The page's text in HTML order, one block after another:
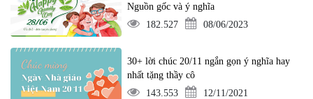
Nguồn gốc và ý nghĩa
182.527
08/06/2023
30+ lời chúc 20/11 ngắn gọn ý nghĩa hay
nhất tặng thầy cô
143.553
12/11/2021